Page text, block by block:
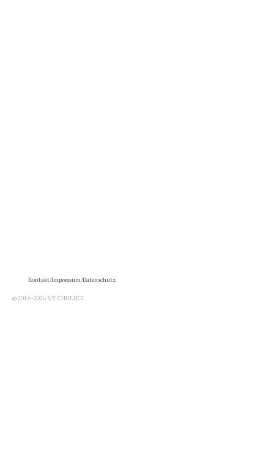
Kontakt/Impressum/Datenschutz
© 2014–2026 S/Y CHULUGI